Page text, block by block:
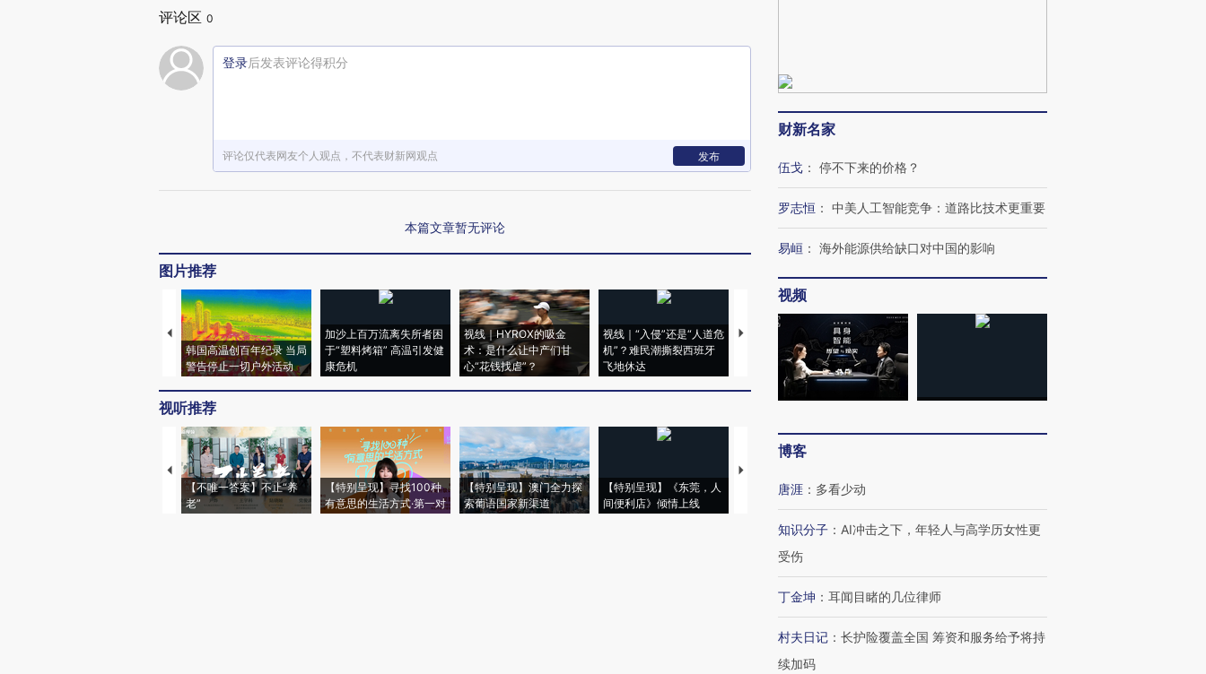
评论区 0
登录后发表评论得积分
评论仅代表网友个人观点，不代表财新网观点 发布
本篇文章暂无评论
图片推荐
韩国高温创百年纪录 当局
警告停止一切户外活动
加沙上百万流离失所者困
于“塑料烤箱” 高温引发健
康危机
视线｜HYROX的吸金
术：是什么让中产们甘
心“花钱找虐”？
视线｜“入侵”还是“人道危
机”？难民潮撕裂西班牙
飞地休达
视线｜被称为“蟑螂”的印
度Z世代 用街头抗争将教
育部长拱下台
128毫米 紧急转移近
4000人
视听推荐
【不唯一答案】不止“养
老”
【特别呈现】寻找100种
有意思的生活方式·第一对
【特别呈现】澳门全力探
索葡语国家新渠道
【特别呈现】《东莞，人
间便利店》倾情上线
【推广】走进第四届链博
会，让数智科技“链”接产
财新名家
伍戈 ： 停不下来的价格？
罗志恒 ： 中美人工智能竞争：道路比技术更重要
易峘 ： 海外能源供给缺口对中国的影响
视频
博客
唐涯 ： 多看少动
知识分子 ： AI冲击之下，年轻人与高学历女性更
受伤
丁金坤 ： 耳闻目睹的几位律师
村夫日记 ： 长护险覆盖全国 筹资和服务给予将持
续加码